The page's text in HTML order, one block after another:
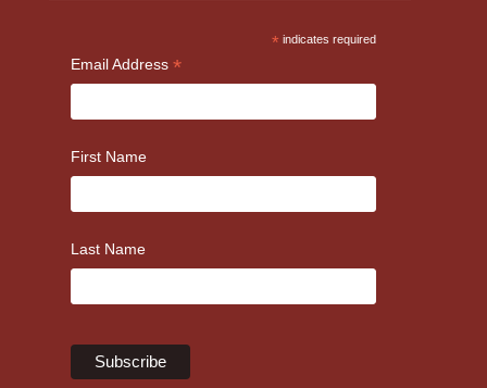
* indicates required
Email Address *
First Name
Last Name